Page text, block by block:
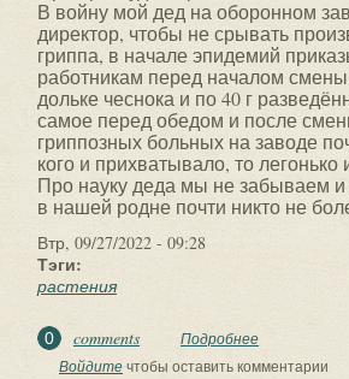
В войну мой дед на оборонном
директор, чтобы не срывать
гриппа, в начале эпидемий
работникам перед началом
дольке чеснока и по 40 г
самое перед обедом и после
гриппозных больных на заводе
кого и прихватывало, то
Про науку деда мы не забываем
в нашей родне почти никто не
Втр, 09/27/2022 - 09:28
Тэги:
растения
0 comments Подробнее
При
Войдитечтобы оставить комментарии